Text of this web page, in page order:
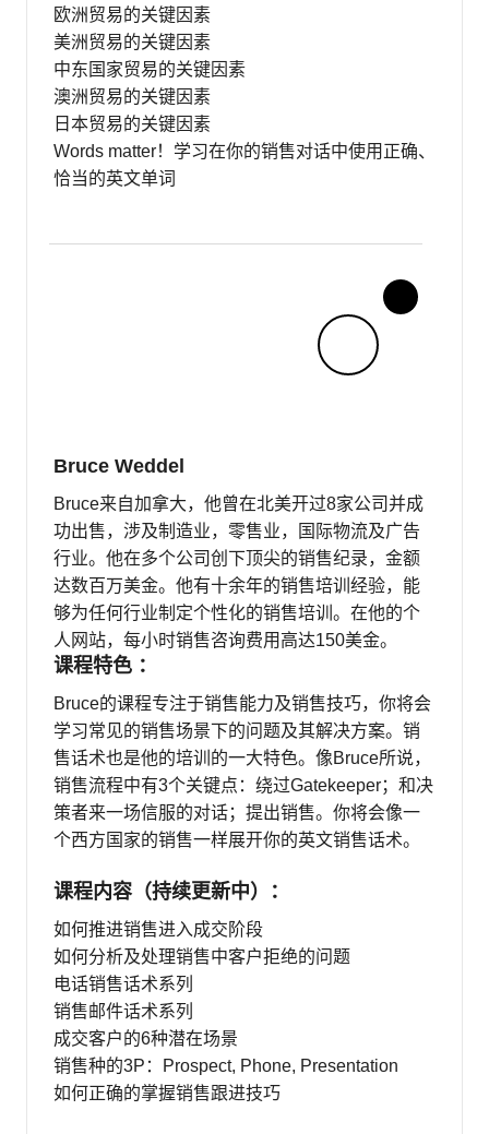
欧洲贸易的关键因素
美洲贸易的关键因素
中东国家贸易的关键因素
澳洲贸易的关键因素
日本贸易的关键因素
Words matter！学习在你的销售对话中使用正确、
恰当的英文单词
Bruce Weddel
Bruce来自加拿大，他曾在北美开过8家公司并成
功出售，涉及制造业，零售业，国际物流及广告
行业。他在多个公司创下顶尖的销售纪录，金额
达数百万美金。他有十余年的销售培训经验，能
够为任何行业制定个性化的销售培训。在他的个
人网站，每小时销售咨询费用高达150美金。
课程特色 ：
Bruce的课程专注于销售能力及销售技巧，你将会
学习常见的销售场景下的问题及其解决方案。销
售话术也是他的培训的一大特色。像Bruce所说，
销售流程中有3个关键点：绕过Gatekeeper；和决
策者来一场信服的对话；提出销售。你将会像一
个西方国家的销售一样展开你的英文销售话术。
课程内容（持续更新中）：
如何推进销售进入成交阶段
如何分析及处理销售中客户拒绝的问题
电话销售话术系列
销售邮件话术系列
成交客户的6种潜在场景
销售种的3P：Prospect, Phone, Presentation
如何正确的掌握销售跟进技巧